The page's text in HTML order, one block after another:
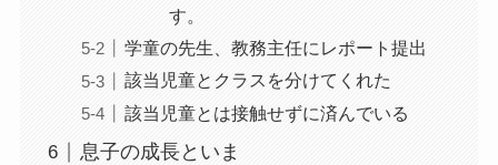
す。
学童の先生、教務主任にレポート提出
該当児童とクラスを分けてくれた
該当児童とは接触せずに済んでいる
息子の成長といま